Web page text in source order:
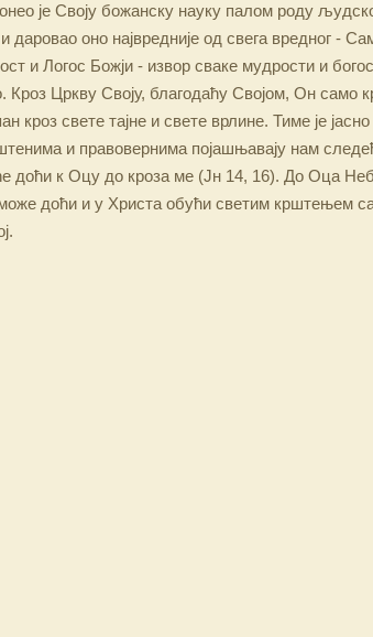
је Своју божанску науку палом роду
даровао оно највредније од свега вредног -
и Логос Божји - извор сваке мудрости и
Цркву Своју, благодаћу Својом, Он само
кроз свете тајне и свете врлине. Тиме је
и правовернима појашњавају нам
доћи к Оцу до кроза ме (Јн 14, 16). До Оца
доћи и у Христа обући светим крштењем